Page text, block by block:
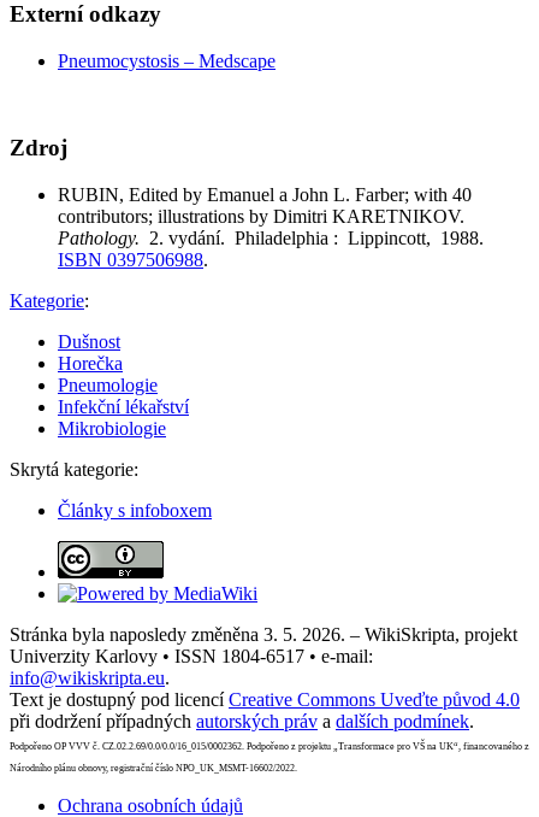
Externí odkazy
Pneumocystosis – Medscape
Zdroj
RUBIN, Edited by Emanuel a John L. Farber; with 40
contributors; illustrations by Dimitri KARETNIKOV.
Pathology. 2. vydání. Philadelphia : Lippincott, 1988.
ISBN 0397506988.
Kategorie:
Dušnost
Horečka
Pneumologie
Infekční lékařství
Mikrobiologie
Skrytá kategorie:
Články s infoboxem
Stránka byla naposledy změněna 3. 5. 2026. – WikiSkripta, projekt
Univerzity Karlovy • ISSN 1804-6517 • e-mail:
info@wikiskripta.eu.
Text je dostupný pod licencíCreative Commons Uveďte původ 4.0
při dodržení případných autorských práv a dalších podmínek.
Podpořeno OP VVV č. CZ.02.2.69/0.0/0.0/16_015/0002362. Podpořeno z projektu „Transformace pro VŠ na UK“, financovaného z
Národního plánu obnovy, registrační číslo NPO_UK_MSMT-16602/2022.
Ochrana osobních údajů